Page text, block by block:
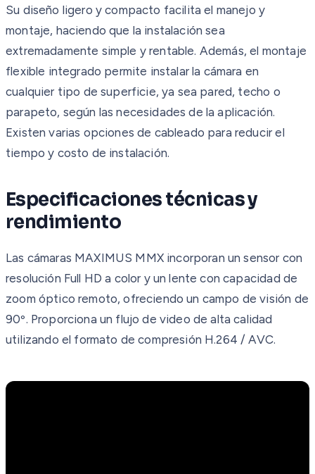
Su diseño ligero y compacto facilita el manejo y
montaje, haciendo que la instalación sea
extremadamente simple y rentable. Además, el montaje
flexible integrado permite instalar la cámara en
cualquier tipo de superficie, ya sea pared, techo o
parapeto, según las necesidades de la aplicación.
Existen varias opciones de cableado para reducir el
tiempo y costo de instalación.
Especificaciones técnicas y
rendimiento
Las cámaras MAXIMUS MMX incorporan un sensor con
resolución Full HD a color y un lente con capacidad de
zoom óptico remoto, ofreciendo un campo de visión de
90º. Proporciona un flujo de video de alta calidad
utilizando el formato de compresión H.264 / AVC.